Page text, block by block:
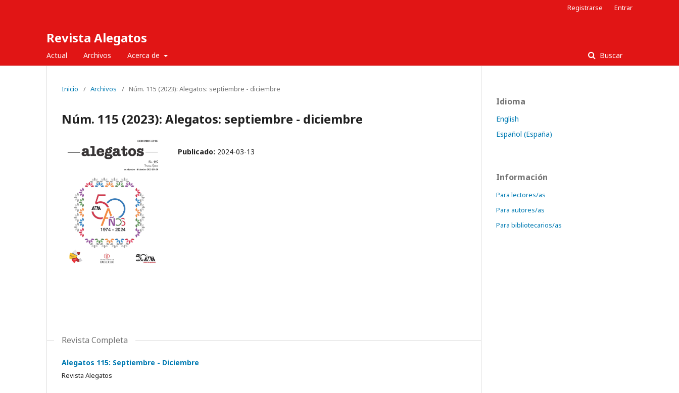
Revista Alegatos
Actual Archivos Acerca de Buscar
Registrarse Entrar
Inicio / Archivos / Núm. 115 (2023): Alegatos: septiembre - diciembre
Núm. 115 (2023): Alegatos: septiembre - diciembre
Publicado: 2024-03-13
Revista Completa
Alegatos 115: Septiembre - Diciembre
Revista Alegatos
Idioma
English
Español (España)
Información
Para lectores/as
Para autores/as
Para bibliotecarios/as